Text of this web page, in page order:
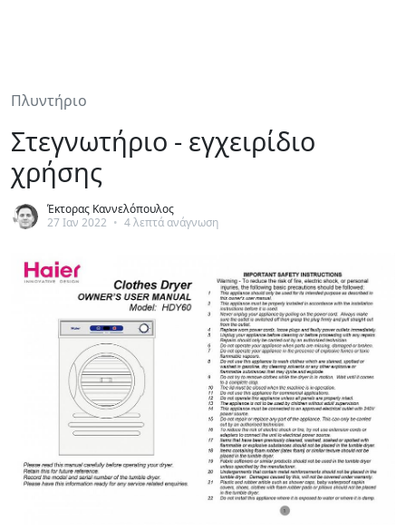
Πλυντήριο
Στεγνωτήριο - εγχειρίδιο
χρήσης
Έκτορας Καννελόπουλος
27 Ιαν 2022 • 4 λεπτά ανάγνωση